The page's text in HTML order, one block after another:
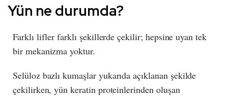
Yün ne durumda?
Farklı lifler farklı şekillerde çekilir; hepsine uyan tek
bir mekanizma yoktur.
Selüloz bazlı kumaşlar yukarıda açıklanan şekilde
çekilirken, yün keratin proteinlerinden oluşan